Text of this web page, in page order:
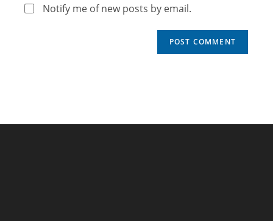
Notify me of new posts by email.